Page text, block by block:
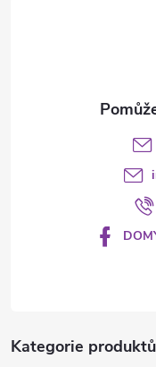
Kategorie produktů